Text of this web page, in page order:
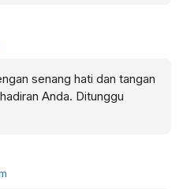
senang hati dan tangan
Anda. Ditunggu